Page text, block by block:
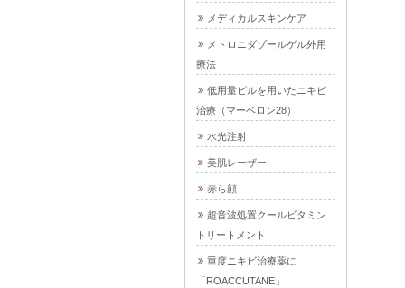
メディカルスキンケア
メトロニダゾールゲル外用
療法
低用量ピルを用いたニキビ
治療（マーベロン28）
水光注射
美肌レーザー
赤ら顔
超音波処置クールビタミン
トリートメント
重度ニキビ治療薬に
「ROACCUTANE」